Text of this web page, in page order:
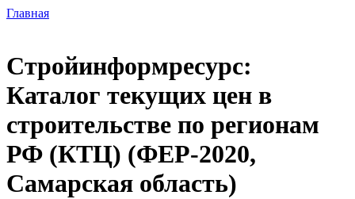
Главная
Стройинформресурс:
Каталог текущих цен в
строительстве по регионам
РФ (КТЦ) (ФЕР-2020,
Самарская область)